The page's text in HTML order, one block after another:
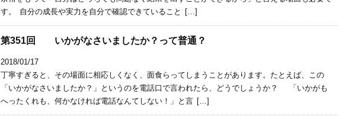
す。 自分の成長や実力を自分で確認できていること […]
第351回 いかがなさいましたか？って普通？
2018/01/17
丁寧すぎると、その場面に相応しくなく、面食らってしまうことがあります。たとえば、この
「いかがなさいましたか？」というのを電話口で言われたら、どうでしょうか？ 「いかがも
へったくれも、何かなければ電話なんてしない！」と言 […]